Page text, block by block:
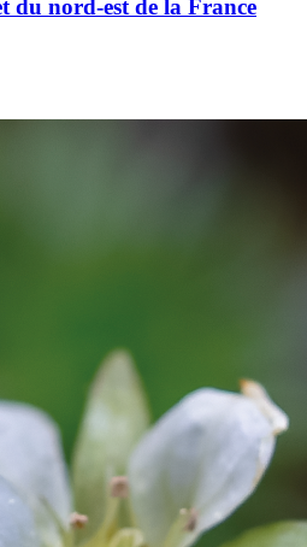
du nord-est de la France